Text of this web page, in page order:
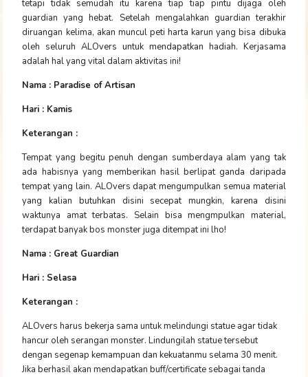
tetapi tidak semudah itu karena tiap tiap pintu dijaga oleh
guardian yang hebat. Setelah mengalahkan guardian terakhir
diruangan kelima, akan muncul peti harta karun yang bisa dibuka
oleh seluruh ALOvers untuk mendapatkan hadiah. Kerjasama
adalah hal yang vital dalam aktivitas ini!
Nama : Paradise of Artisan
Hari : Kamis
Keterangan :
Tempat yang begitu penuh dengan sumberdaya alam yang tak
ada habisnya yang memberikan hasil berlipat ganda daripada
tempat yang lain. ALOvers dapat mengumpulkan semua material
yang kalian butuhkan disini secepat mungkin, karena disini
waktunya amat terbatas. Selain bisa mengmpulkan material,
terdapat banyak bos monster juga ditempat ini lho!
Nama : Great Guardian
Hari : Selasa
Keterangan :
ALOvers harus bekerja sama untuk melindungi statue agar tidak
hancur oleh serangan monster. Lindungilah statue tersebut
dengan segenap kemampuan dan kekuatanmu selama 30 menit.
Jika berhasil akan mendapatkan buff/certificate sebagai tanda